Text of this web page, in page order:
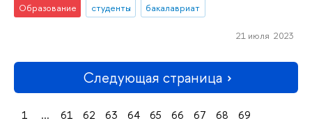
Образование студенты бакалавриат
21 июля 2023
Следующая страница
1 ... 61 62 63 64 65 66 67 68
69